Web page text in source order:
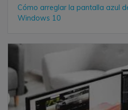
Cómo arreglar la pantalla azul
Windows 10